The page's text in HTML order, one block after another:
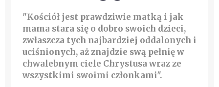
"Kościół jest prawdziwie matką i jak
mama stara się o dobro swoich dzieci,
zwłaszcza tych najbardziej oddalonych i
uciśnionych, aż znajdzie swą pełnię w
chwalebnym ciele Chrystusa wraz ze
wszystkimi swoimi członkami".